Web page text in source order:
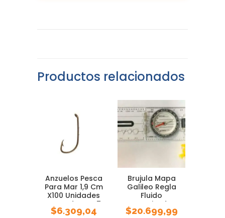
Productos relacionados
Anzuelos Pesca
Para Mar 1,9 Cm
X100 Unidades
Waterdog Nº 7
$6.309,04
Brujula Mapa
Galileo Regla
Fluido
Amortizador
Correa Cd703l
$20.699,99